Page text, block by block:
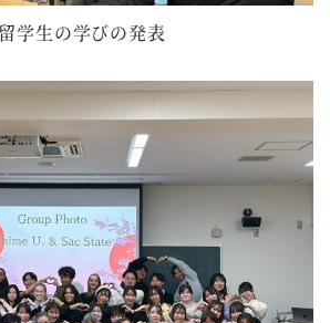
学生の学びの発表